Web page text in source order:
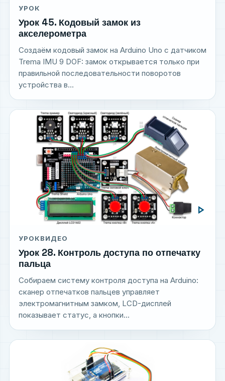
УРОК
Урок 45. Кодовый замок из
акселерометра
Создаём кодовый замок на Arduino Uno с датчиком
Trema IMU 9 DOF: замок открывается только при
правильной последовательности поворотов
устройства в...
play_arrow
УРОКВИДЕО
Урок 28. Контроль доступа по отпечатку
пальца
Собираем систему контроля доступа на Arduino:
сканер отпечатков пальцев управляет
электромагнитным замком, LCD-дисплей
показывает статус, а кнопки...